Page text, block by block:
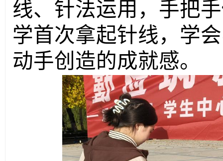
线、针法运用，手把
学首次拿起针线，学
动手创造的成就感。